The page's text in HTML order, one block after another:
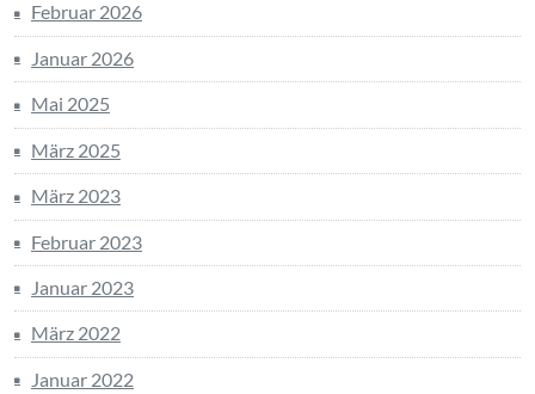
Februar 2026
Januar 2026
Mai 2025
März 2025
März 2023
Februar 2023
Januar 2023
März 2022
Januar 2022